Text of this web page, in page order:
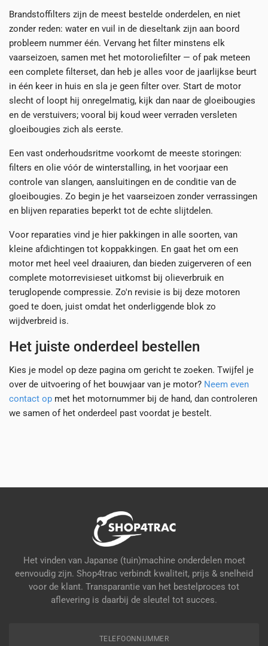
Brandstoffilters zijn de meest bestelde onderdelen, en niet
zonder reden: water en vuil in de dieseltank zijn aan boord
probleem nummer één. Vervang het filter minstens elk
vaarseizoen, samen met het motoroliefilter — of pak meteen
een complete filterset, dan heb je alles voor de jaarlijkse beurt
in één keer in huis en sla je geen filter over. Start de motor
slecht of loopt hij onregelmatig, kijk dan naar de gloeibougies
en de verstuivers; vooral bij koud weer verraden versleten
gloeibougies zich als eerste.
Een vast onderhoudsritme voorkomt de meeste storingen:
filters en olie vóór de winterstalling, in het voorjaar een
controle van slangen, aansluitingen en de conditie van de
gloeibougies. Zo begin je het vaarseizoen zonder verrassingen
en blijven reparaties beperkt tot de echte slijtdelen.
Voor reparaties vind je hier pakkingen in alle soorten, van
kleine afdichtingen tot koppakkingen. En gaat het om een
motor met heel veel draaiuren, dan bieden zuigerveren of een
complete motorrevisieset uitkomst bij olieverbruik en
teruglopende compressie. Zo'n revisie is bij deze motoren
goed te doen, juist omdat het onderliggende blok zo
wijdverbreid is.
Het juiste onderdeel bestellen
Kies je model op deze pagina om gericht te zoeken. Twijfel je
over de uitvoering of het bouwjaar van je motor? Neem even
contact op met het motornummer bij de hand, dan controleren
we samen of het onderdeel past voordat je bestelt.
Het vinden van Japanse (tuin)machine onderdelen moet
eenvoudig zijn. Shop4trac verbindt kwaliteit, prijs & snelheid
voor de klant. Transparantie van het bestelproces tot
aflevering is daarbij de sleutel tot succes.
TELEFOONNUMMER